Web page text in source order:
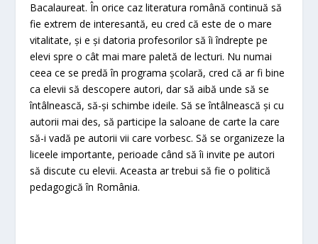
Bacalaureat. În orice caz literatura română continuă să
fie extrem de interesantă, eu cred că este de o mare
vitalitate, și e și datoria profesorilor să îi îndrepte pe
elevi spre o cât mai mare paletă de lecturi. Nu numai
ceea ce se predă în programa școlară, cred că ar fi bine
ca elevii să descopere autori, dar să aibă unde să se
întâlnească, să-și schimbe ideile. Să se întâlnească și cu
autorii mai des, să participe la saloane de carte la care
să-i vadă pe autorii vii care vorbesc. Să se organizeze la
liceele importante, perioade când să îi invite pe autori
să discute cu elevii. Aceasta ar trebui să fie o politică
pedagogică în România.